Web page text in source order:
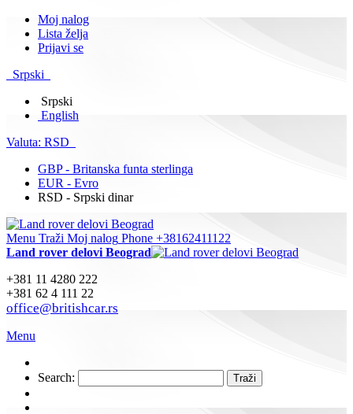
Moj nalog
Lista želja
Prijavi se
Srpski
Srpski
English
Valuta: RSD
GBP - Britanska funta sterlinga
EUR - Evro
RSD - Srpski dinar
Menu Traži Moj nalog Phone +38162411122
Land rover delovi Beograd
+381 11 4280 222
+381 62 4 111 22
office@britishcar.rs
Menu
Search: Traži